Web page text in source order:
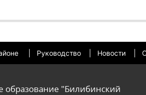
Руководство Новости
"Билибинский